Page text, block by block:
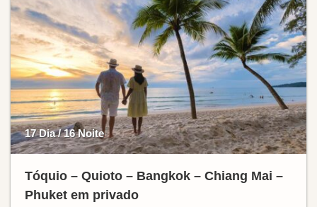
17 Dia / 16 Noite
Tóquio – Quioto – Bangkok – Chiang Mai –
Phuket em privado